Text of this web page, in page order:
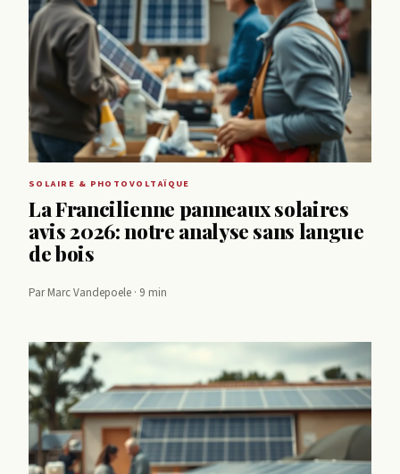
SOLAIRE & PHOTOVOLTAÏQUE
La Francilienne panneaux solaires
avis 2026: notre analyse sans langue
de bois
Par Marc Vandepoele · 9 min